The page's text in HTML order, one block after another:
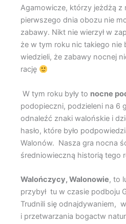
Agamowicze, którzy jeżdżą z
pierwszego dnia obozu nie
zabawy. Nikt nie wierzył w
że w tym roku nic takiego nie
wiedzieli, że zabawy nocnej
rację
W tym roku były to nocne
podopieczni, podzieleni na 6
odnaleźć znaki walońskie i
hasło, które było
Walonów. Nasza gra nocna
średniowieczną historią tego
Walończycy, Walonowie, to
przybył tu w czasie podboju
Trudnili się odnajdywaniem,
i przetwarzania bogactw